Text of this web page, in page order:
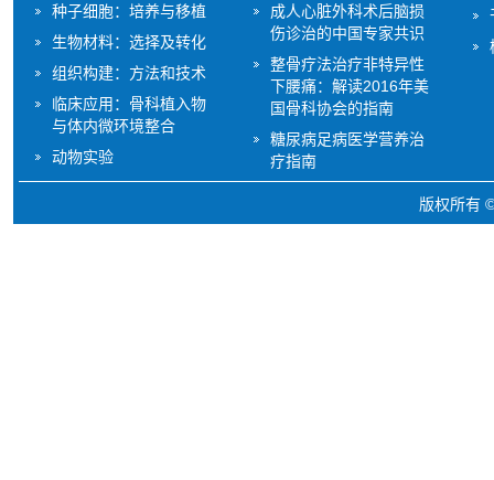
种子细胞：培养与移植
生物材料：选择及转化
组织构建：方法和技术
临床应用：骨科植入物
与体内微环境整合
动物实验
成人心脏外科术后脑损
伤诊治的中国专家共识
整骨疗法治疗非特异性
下腰痛：解读2016年美
国骨科协会的指南
糖尿病足病医学营养治
疗指南
版权所有